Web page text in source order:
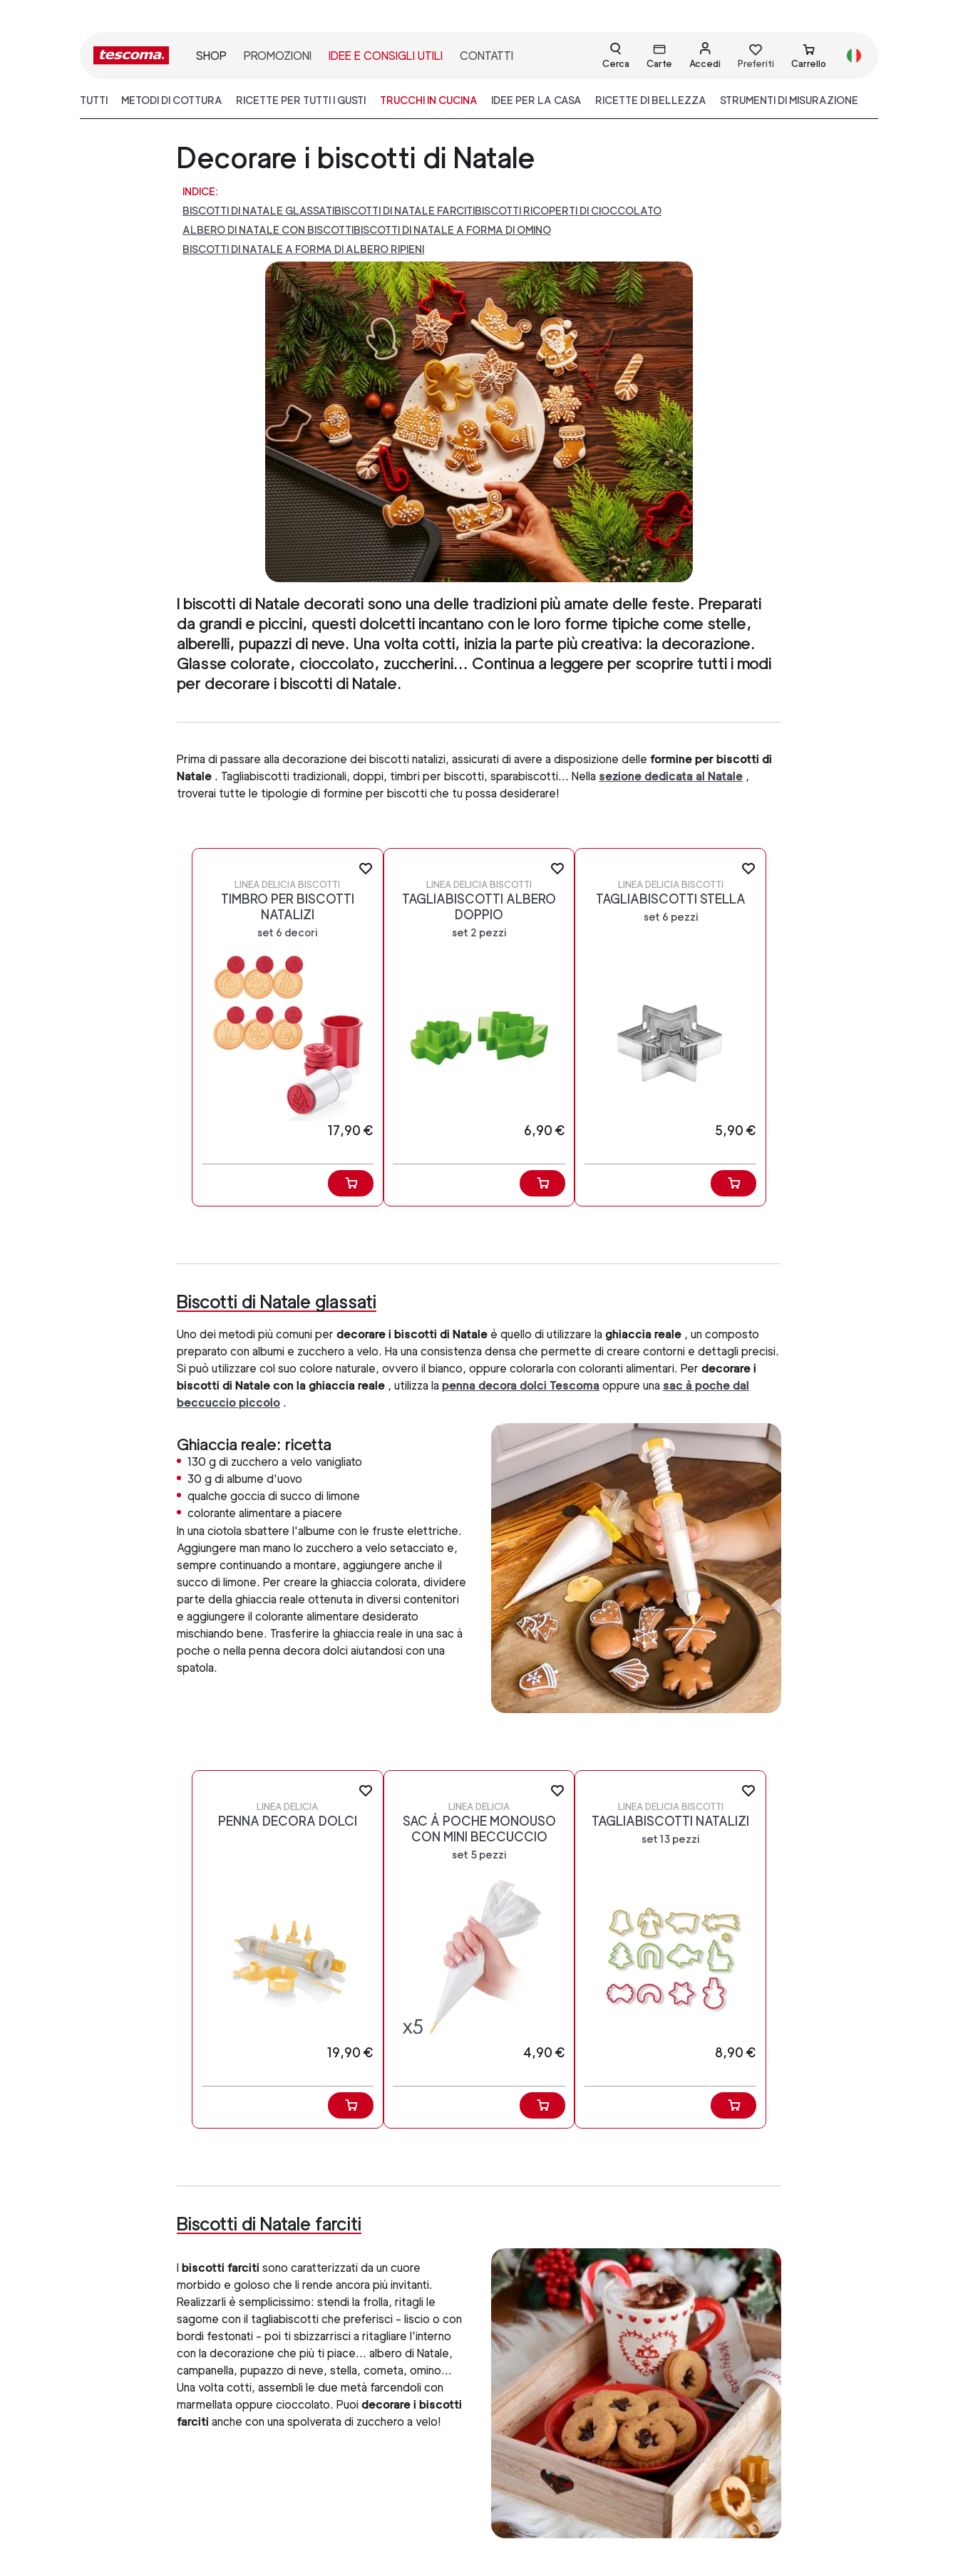
SHOP PROMOZIONI IDEE E CONSIGLI UTILI CONTATTI
Cerca Carte Accedi Preferiti Carrello
TUTTI METODI DI COTTURA RICETTE PER TUTTI I GUSTI TRUCCHI IN CUCINA IDEE PER LA CASA RICETTE DI BELLEZZA STRUMENTI DI MISURAZIONE
Decorare i biscotti di Natale
I biscotti di Natale decorati sono una delle tradizioni più amate delle feste. Preparati
da grandi e piccini, questi dolcetti incantano con le loro forme tipiche come stelle,
alberelli, pupazzi di neve. Una volta cotti, inizia la parte più creativa: la decorazione.
Glasse colorate, cioccolato, zuccherini... Continua a leggere per scoprire tutti i modi
per decorare i biscotti di Natale.
Prima di passare alla decorazione dei biscotti natalizi, assicurati di avere a disposizione delle formine per biscotti di
Natale . Tagliabiscotti tradizionali, doppi, timbri per biscotti, sparabiscotti... Nella sezione dedicata al Natale ,
troverai tutte le tipologie di formine per biscotti che tu possa desiderare!
LINEA DELICIA BISCOTTI
TIMBRO PER BISCOTTI
NATALIZI
set 6 decori
17,90 €
LINEA DELICIA BISCOTTI
TAGLIABISCOTTI ALBERO
DOPPIO
set 2 pezzi
6,90 €
LINEA DELICIA BISCOTTI
TAGLIABISCOTTI STELLA
set 6 pezzi
5,90 €
Biscotti di Natale glassati
Uno dei metodi più comuni per decorare i biscotti di Natale è quello di utilizzare la ghiaccia reale , un composto
preparato con albumi e zucchero a velo. Ha una consistenza densa che permette di creare contorni e dettagli precisi.
Si può utilizzare col suo colore naturale, ovvero il bianco, oppure colorarla con coloranti alimentari. Per decorare i
biscotti di Natale con la ghiaccia reale , utilizza la penna decora dolci Tescoma oppure una sac à poche dal
beccuccio piccolo .
Ghiaccia reale: ricetta
130 g di zucchero a velo vanigliato
30 g di albume d'uovo
qualche goccia di succo di limone
colorante alimentare a piacere
In una ciotola sbattere l'albume con le fruste elettriche.
Aggiungere man mano lo zucchero a velo setacciato e,
sempre continuando a montare, aggiungere anche il
succo di limone. Per creare la ghiaccia colorata, dividere
parte della ghiaccia reale ottenuta in diversi contenitori
e aggiungere il colorante alimentare desiderato
mischiando bene. Trasferire la ghiaccia reale in una sac à
poche o nella penna decora dolci aiutandosi con una
spatola.
LINEA DELICIA
PENNA DECORA DOLCI
19,90 €
LINEA DELICIA
SAC À POCHE MONOUSO
CON MINI BECCUCCIO
set 5 pezzi
4,90 €
LINEA DELICIA BISCOTTI
TAGLIABISCOTTI NATALIZI
set 13 pezzi
8,90 €
Biscotti di Natale farciti
I biscotti farciti sono caratterizzati da un cuore
morbido e goloso che li rende ancora più invitanti.
Realizzarli è semplicissimo: stendi la frolla, ritagli le
sagome con il tagliabiscotti che preferisci - liscio o con
bordi festonati - poi ti sbizzarrisci a ritagliare l’interno
con la decorazione che più ti piace... albero di Natale,
campanella, pupazzo di neve, stella, cometa, omino...
Una volta cotti, assembli le due metà farcendoli con
marmellata oppure cioccolato. Puoi decorare i biscotti
farciti anche con una spolverata di zucchero a velo!
INDICE:
BISCOTTI DI NATALE GLASSATIBISCOTTI DI NATALE FARCITIBISCOTTI RICOPERTI DI CIOCCOLATO
ALBERO DI NATALE CON BISCOTTIBISCOTTI DI NATALE A FORMA DI OMINO
BISCOTTI DI NATALE A FORMA DI ALBERO RIPIENI